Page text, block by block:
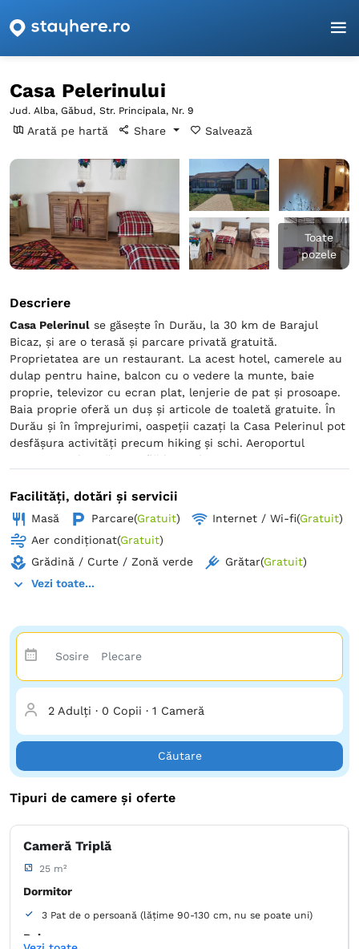
Pagina principală
Casa Pelerinului
Jud. Alba, Găbud, Str. Principala, Nr. 9
Arată pe hartă Share Salvează
Toate
pozele
Descriere
Casa Pelerinul se găsește în Durău, la 30 km de Barajul
Bicaz, și are o terasă și parcare privată gratuită.
Proprietatea are un restaurant. La acest hotel, camerele au
dulap pentru haine, balcon cu o vedere la munte, baie
proprie, televizor cu ecran plat, lenjerie de pat și prosoape.
Baia proprie oferă un duș și articole de toaletă gratuite. În
Durău și în împrejurimi, oaspeții cazați la Casa Pelerinul pot
desfășura activități precum hiking și schi. Aeroportul
Internaţional Bacău se află la 124 km.
Facilități, dotări și servicii
Masă Parcare(Gratuit) Internet / Wi-fi(Gratuit)
Aer condiționat(Gratuit)
Grădină / Curte / Zonă verde
Grătar(Gratuit)
Vezi toate...
2 Adulți · 0 Copii · 1 Cameră
Căutare
Tipuri de camere și oferte
Cameră Triplă
25 m²
Dormitor
3 Pat de o persoană (lățime 90-130 cm, nu se poate uni)
Baie